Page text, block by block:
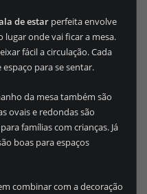
de estarperfeita envolve
onde vai ficar a mesa.
fácil a circulação. Cada
para se sentar.
da mesa também são
ovais e redondas são
famílias com crianças. Já
boas para espaços
combinar com a decoração